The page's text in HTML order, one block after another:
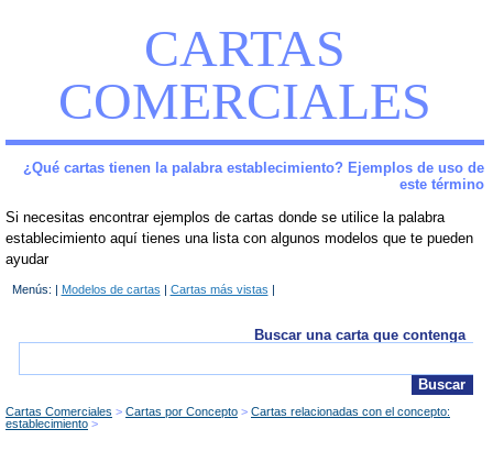
CARTAS
COMERCIALES
¿Qué cartas tienen la palabra establecimiento? Ejemplos de uso de
este término
Si necesitas encontrar ejemplos de cartas donde se utilice la palabra
establecimiento aquí tienes una lista con algunos modelos que te pueden
ayudar
Menús: | Modelos de cartas Cartas más vistas
Buscar una carta que contenga
Cartas Comerciales Cartas por Concepto
Cartas relacionadas con el concepto:
establecimiento